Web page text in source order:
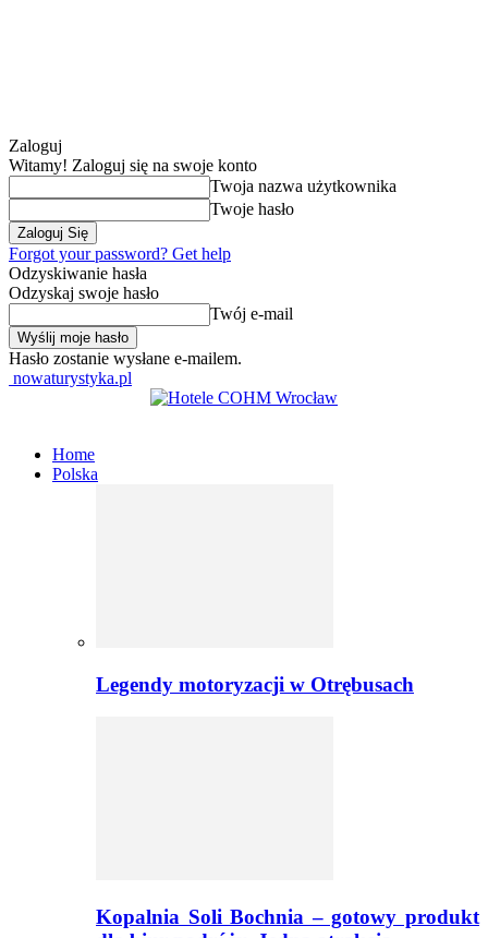
Zaloguj
Witamy! Zaloguj się na swoje konto
Twoja nazwa użytkownika
Twoje hasło
Forgot your password? Get help
Odzyskiwanie hasła
Odzyskaj swoje hasło
Twój e-mail
Hasło zostanie wysłane e-mailem.
nowaturystyka.pl
Home
Polska
Legendy motoryzacji w Otrębusach
Kopalnia Soli Bochnia – gotowy produkt